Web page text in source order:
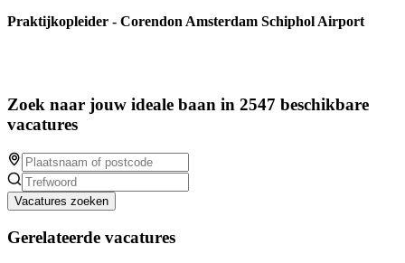
Praktijkopleider - Corendon Amsterdam Schiphol Airport
Zoek naar jouw ideale baan in 2547 beschikbare
vacatures
Vacatures zoeken
Gerelateerde vacatures